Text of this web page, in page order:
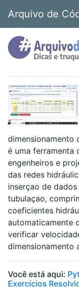
Arquivo de
dimensionamento
é uma ferramenta
engenheiros e
das redes
inserçao de
tubulaçao,
coeficientes
automaticamente
verificar
dimensionamento
Você está aqui:
Exercícios